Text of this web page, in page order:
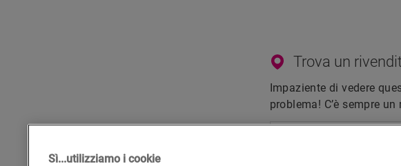
Trova un
Impaziente di vedere
problema! C’è sempre
Sì...utilizziamo i cookie